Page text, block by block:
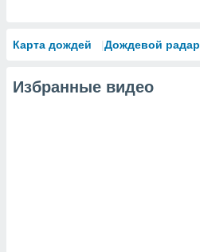
Карта дождей Дождевой радар
Избранные видео